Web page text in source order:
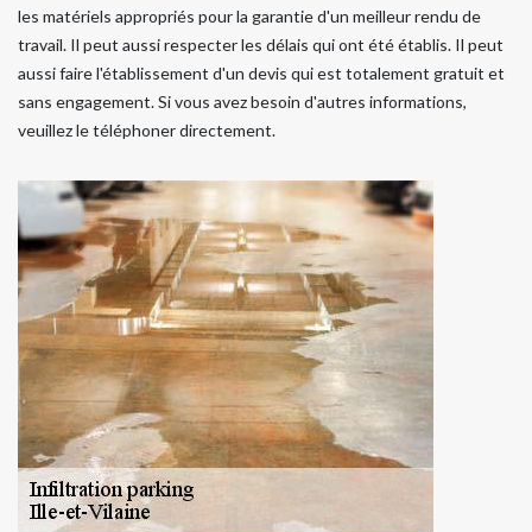
les matériels appropriés pour la garantie d'un meilleur rendu de
travail. Il peut aussi respecter les délais qui ont été établis. Il peut
aussi faire l'établissement d'un devis qui est totalement gratuit et
sans engagement. Si vous avez besoin d'autres informations,
veuillez le téléphoner directement.